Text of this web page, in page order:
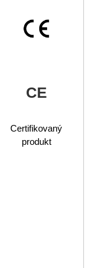
CE
Certifikovaný
produkt